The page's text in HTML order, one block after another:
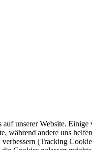
unserer Website.
während andere uns
(Tracking